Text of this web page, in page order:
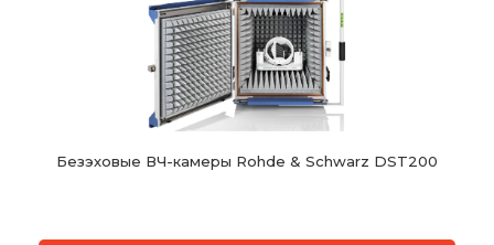
Безэховые ВЧ-камеры Rohde & Schwarz DST200